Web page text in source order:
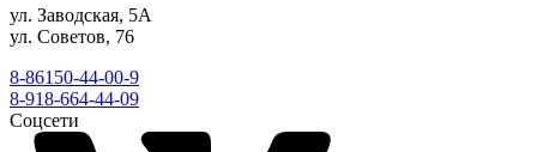
ул. Заводская, 5А
ул. Советов, 76
8-86150-44-00-9
8-918-664-44-09
Соцсети